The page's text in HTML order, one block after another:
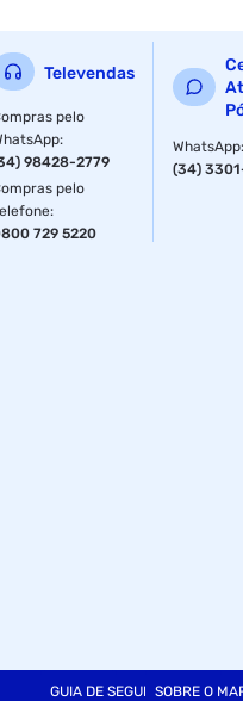
Televendas
pelo
:
98428-2779
pelo
:
729 5220
WhatsApp:
(34)
GUIA DE SEGURANÇA
SOBRE O